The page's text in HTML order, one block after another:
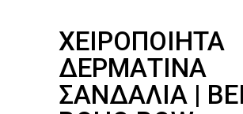
ΧΕΙΡΟΠΟΊΗΤΑ
ΔΕΡΜΆΤΙΝΑ
ΣΑΝΔΆΛΙΑ |